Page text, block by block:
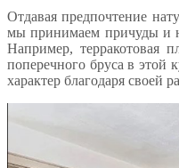
Отдавая предпочтение
мы принимаем причуды и
Например, терракотовая
поперечного бруса в
характер благодаря своей